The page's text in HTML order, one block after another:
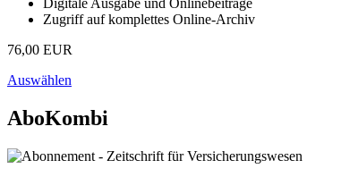
Digitale Ausgabe und Onlinebeiträge
Zugriff auf komplettes Online-Archiv
76,00 EUR
Auswählen
AboKombi